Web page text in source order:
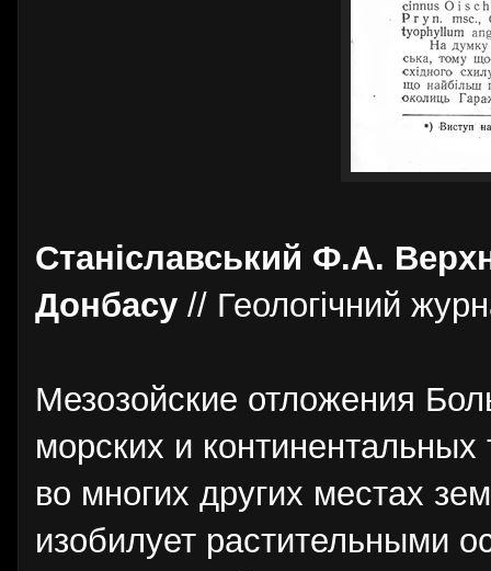
Станiславський Ф.А.
Донбасу // Геологiчний
Мезозойские отложения
морских и
во многих других местах
изобилует растительными